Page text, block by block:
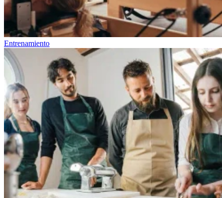
Entrenamiento